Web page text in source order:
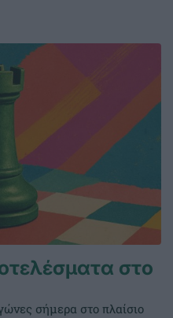
στο
σήμερα στο πλαίσιο